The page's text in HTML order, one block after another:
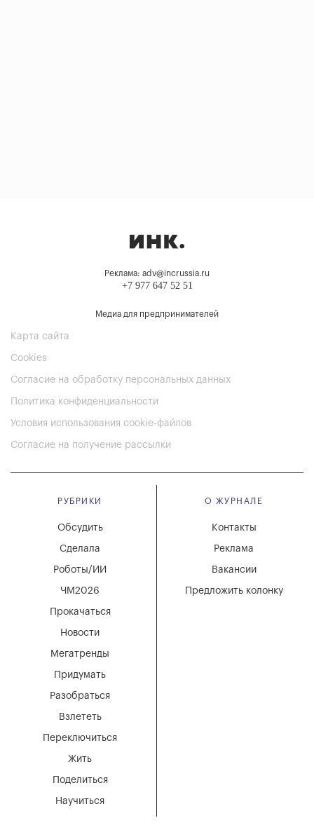
Реклама: adv@incrussia.ru
+7 977 647 52 51
Медиа для предпринимателей
Карта сайта
Cookies
Согласие на обработку персональных данных
Политика конфиденциальности
Условия использования cookie-файлов
Согласие на получение рассылки
РУБРИКИ
Мегатренды
Придумать
Разобраться
Взлететь
Новости
Переключиться
Жить
Поделиться
Научиться
Обсудить
Сделала
Роботы/ИИ
ЧМ2026
Прокачаться
О ЖУРНАЛЕ
Вакансии
Реклама
Контакты
Предложить колонку